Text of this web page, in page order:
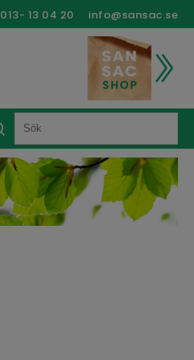
013- 13 04 20 info@sansac.se